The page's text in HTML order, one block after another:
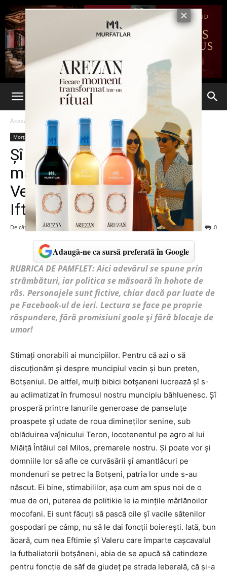
Acasă Morții mamii lor
Morții mamii lor
Șî la Botșeni catindează
mârleți pe scaune înalte.
Vedeți aici, ce și cum arată
Ifteme ăla, de la târlă.
De către Nepotu’ lui mă-sa! - 23 mai 2024 0
Adaugă-ne ca sursă preferată în Google
RUBRICA DE PAMFLET: Aici adevărul se spune prin
strâmbături, iar politica se măsoară în hohote de
râs. Personajele sunt fictive, chiar dacă par luate de
pe Facebook-ul de ieri. Lectura se face pe proprie
răspundere, fără promisiuni goale și fără blocaje de
umor!
Stimați onorabili ai muncipiilor. Pentru că azi o să
discuționăm și despre muncipiul vecin și bun preten,
Botșeniul. De altfel, mulți bibici botșaneni lucrează șî s-
au aclimatizat în frumosul nostru muncipiu băhluenesc. Șî
prosperă printre lanurile generoase de panseluțe
proaspete șî udate de roua dimineților senine, sub
oblăduirea vaĵnicului Teron, locotenentul pe agro al lui
Miăiță Întâiul cel Milos, premarele nostru. Și poate vor și
domniile lor să afle ce curvăsării șî amantlâcuri pe
mondenuri se petrec la Botșeni, patria lor unde s-au
născut. Ei bine, stimabililor, așa cum am spus noi de o
mue de ori, puterea de politikie le ia mințile mârlănoilor
mocofani. Ei sunt făcuți să pască oile șî vacile sătenilor
gospodari pe câmp, nu să le dai foncții boierești. Iată, bun
ăoară, cum nea Eftimie șî Valeru care împarte cașcavalul
la futbaliatorii botșăneni, abia de se apucă să catindeze
pentru foncție de săf de giudeț pe strada leberală, că și-a